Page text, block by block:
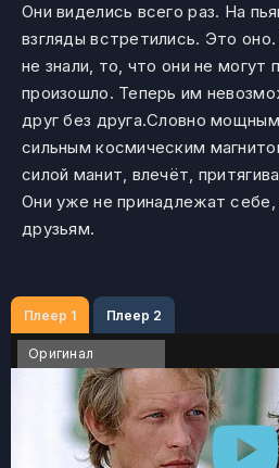
Они виделись всего раз. На
взгляды встретились. Это
не знали, то, что они не могут
произошло. Теперь им
друг без друга.Словно
сильным космическим
силой манит, влечёт,
Они уже не принадлежат
друзьям.
Плеер 1 Плеер 2
Оригинал